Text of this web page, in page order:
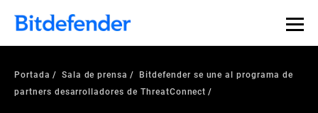
Portada Sala de prensa
Bitdefender se une al programa de
partners desarrolladores de ThreatConnect